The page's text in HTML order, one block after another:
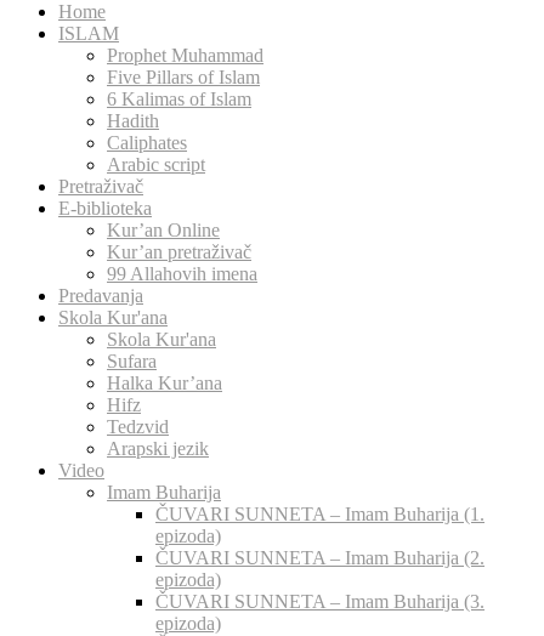
Home
ISLAM
Prophet Muhammad
Five Pillars of Islam
6 Kalimas of Islam
Hadith
Caliphates
Arabic script
Pretraživač
E-biblioteka
Kur’an Online
Kur’an pretraživač
99 Allahovih imena
Predavanja
Skola Kur'ana
Skola Kur'ana
Sufara
Halka Kur’ana
Hifz
Tedzvid
Arapski jezik
Video
Imam Buharija
ČUVARI SUNNETA – Imam Buharija (1.
epizoda)
ČUVARI SUNNETA – Imam Buharija (2.
epizoda)
ČUVARI SUNNETA – Imam Buharija (3.
epizoda)